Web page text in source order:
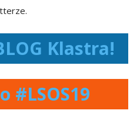
Klastra!
#LSOS19